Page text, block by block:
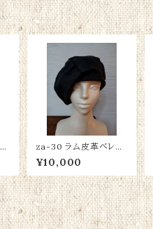
za-30 ラム皮革ベレー
帽
¥10,000